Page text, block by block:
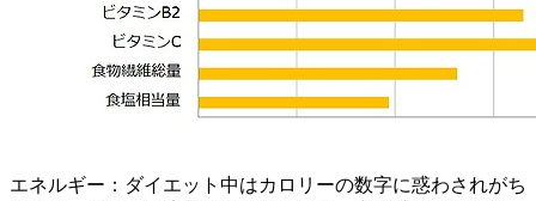
エネルギー：ダイエット中はカロリーの数字に惑わされがち